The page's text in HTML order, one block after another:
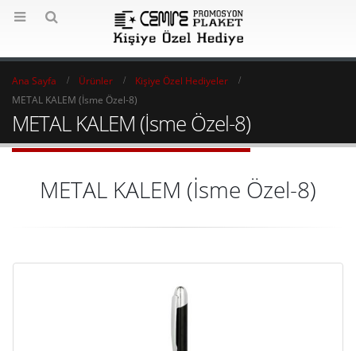
Ana Sayfa Ürünler
Kişiye Özel Hediyeler
METAL KALEM (İsme Özel-8)
METAL KALEM (İsme Özel-8)
METAL KALEM (İsme Özel-8)